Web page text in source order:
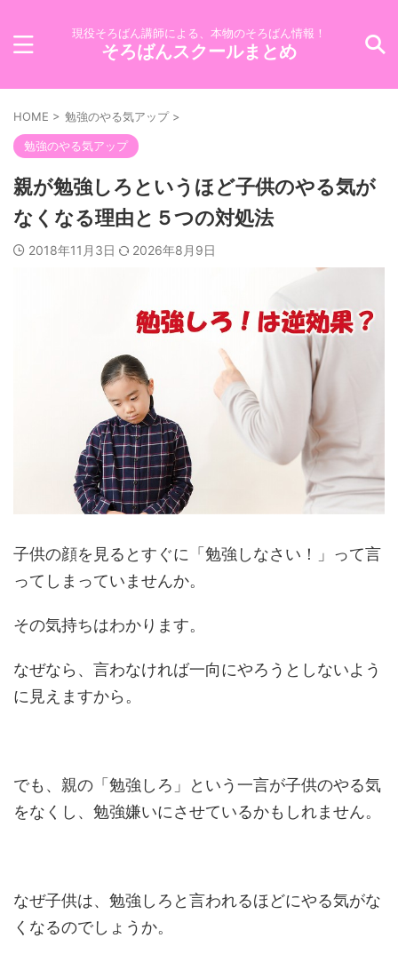
現役そろばん講師による、本物のそろばん情報！
そろばんスクールまとめ
HOME > 勉強のやる気アップ >
勉強のやる気アップ
親が勉強しろというほど子供のやる気が
なくなる理由と５つの対処法
2018年11月3日 2026年8月9日
子供の顔を見るとすぐに「勉強しなさい！」って言
ってしまっていませんか。
その気持ちはわかります。
なぜなら、言わなければ一向にやろうとしないよう
に見えますから。
でも、親の「勉強しろ」という一言が子供のやる気
をなくし、勉強嫌いにさせているかもしれません。
なぜ子供は、勉強しろと言われるほどにやる気がな
くなるのでしょうか。